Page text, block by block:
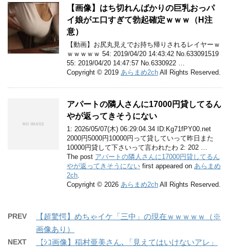
【画像】はち切れんばかりの巨乳おっパ
イ娘がエ口すぎて勃起確定ｗｗｗ（H注
意）
【動画】お尻丸見えでお持ち帰りされるレイヤーｗ
ｗｗｗｗｗ 54: 2019/04/20 14:43:42 No.633091519
55: 2019/04/20 14:47:57 No.6330922 …
Copyright © 2019 あらまめ2ch All Rights Reserved.
アパートの隣人さんに17000円貸してるん
やが返ってきそうにない
1: 2026/05/07(木) 06:29:04.34 ID:Kg71fPY00.net
2000円5000円10000円って貸していって昨日また
10000円貸して下さいって言われたわ 2: 202 …
The post アパートの隣人さんに17000円貸してるん
やが返ってきそうにない first appeared on あらまめ
2ch
Copyright © 2026 あらまめ2ch All Rights Reserved.
PREV
【超驚愕】めちゃイケ「三中」の現在ｗｗｗｗｗ（※
画像あり）
NEXT
【ｼｺ画像】稲村亜美さん､「見えてはいけないアレ」